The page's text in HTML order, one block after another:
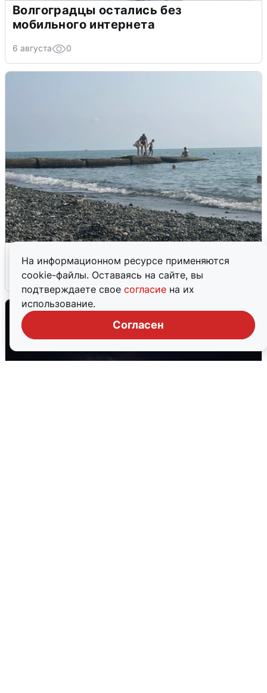
На информационном ресурсе применяются
cookie-файлы. Оставаясь на сайте, вы
подтверждаете свое согласие на их
использование.
Согласен
Волгоградцы остались без
мобильного интернета
6 августа 0
6 августа 0